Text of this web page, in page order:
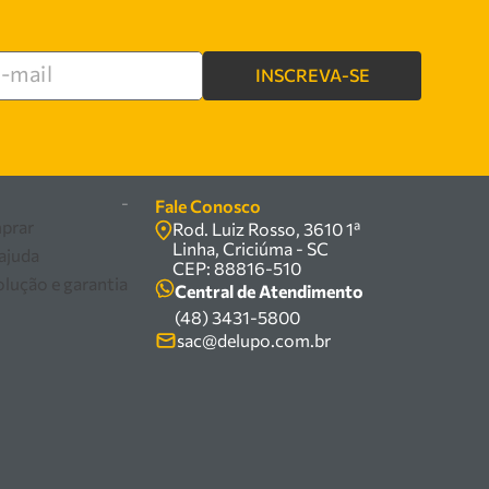
INSCREVA-SE
-
Fale Conosco
Rod. Luiz Rosso, 3610 1ª
Linha, Criciúma - SC
CEP: 88816-510
Central de Atendimento
(48) 3431-5800
sac@delupo.com.br